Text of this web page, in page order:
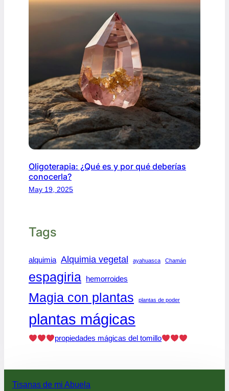
Oligoterapia: ¿Qué es y por qué deberías
conocerla?
May 19, 2025
Tags
alquimia Alquimia vegetal ayahuasca Chamán
espagiria hemorroides
Magia con plantas plantas de poder
plantas mágicas
propiedades mágicas del tomillo
Tisanas de mi Abuela